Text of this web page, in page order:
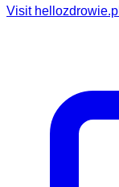
Visit hellozdrowie.pl